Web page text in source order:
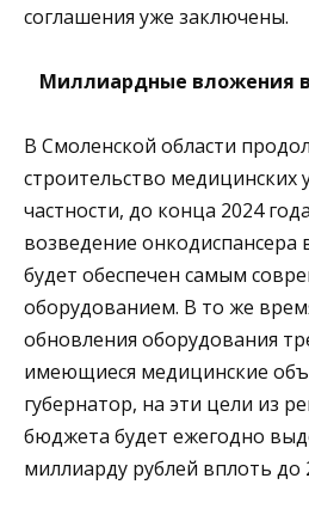
соглашения уже заключены.
Миллиардные вложения
В Смоленской области
строительство медицинских
частности, до конца 2024
возведение
будет обеспечен самым
оборудованием. В то же
обновления оборудования
имеющиеся медицинские
губернатор, на эти цели из
бюджета будет ежегодно
миллиарду рублей вплоть до